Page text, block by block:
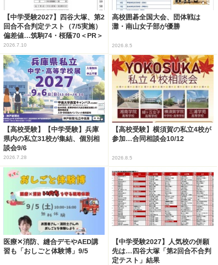
【中学受験2027】四谷大塚、第2
回合不合判定テスト（7/5実施）
偏差値…筑駒74・桜蔭70＜PR＞
2026.7.10
高校囲碁全国大会、団体戦は
灘・南山女子部が優勝
2026.8.5
【高校受験】【中学受験】兵庫
県内の私立31校が集結、個別相
談会9/6
2026.7.28
【高校受験】横須賀の私立4校が
参加…合同相談会10/12
2026.8.5
医療✕消防、縫合デモやAED講
習も「おしごと体験博」9/5
【中学受験2027】人気校の併願
先は…四谷大塚「第2回合不合判
定テスト」結果